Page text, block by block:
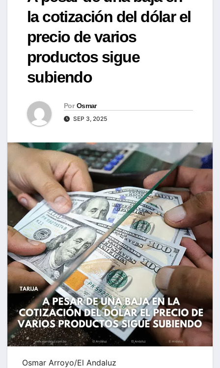
la cotización del dólar el
precio de varios
productos sigue
subiendo
Por Osmar
SEP 3, 2025
Osmar Arroyo/El Andaluz